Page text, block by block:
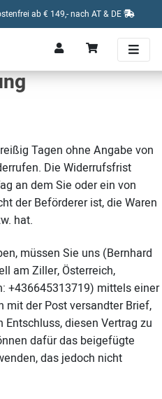
ab € 149,- nach AT & DE
Tagen ohne Angabe von
Die Widerrufsfrist
an dem Sie oder ein von
der Beförderer ist, die Waren
hat.
müssen Sie uns (Bernhard
am Ziller, Österreich,
+436645313719) mittels einer
mit der Post versandter Brief,
diesen Vertrag zu
dafür das beigefügte
das jedoch nicht